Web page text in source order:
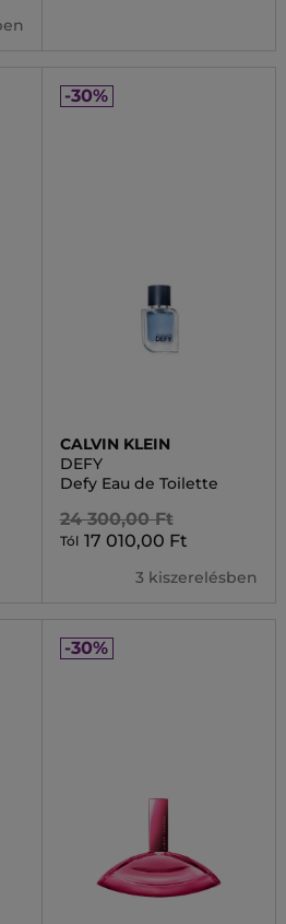
-30%
CALVIN KLEIN
DEFY
Defy Eau de Toilette
24 300,00 Ft
Tól 17 010,00 Ft
3 kiszerelésben
-30%